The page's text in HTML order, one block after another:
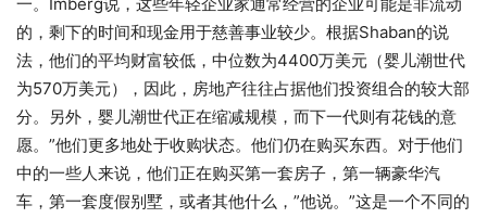
的，剩下的时间和现金用于慈善事业较少。根据Shaban的说
法，他们的平均财富较低，中位数为4400万美元（婴儿潮世代
为570万美元），因此，房地产往往占据他们投资组合的较大部
分。另外，婴儿潮世代正在缩减规模，而下一代则有花钱的意
愿。”他们更多地处于收购状态。他们仍在购买东西。对于他们
中的一些人来说，他们正在购买第一套房子，第一辆豪华汽
车，第一套度假别墅，或者其他什么，”他说。”这是一个不同的